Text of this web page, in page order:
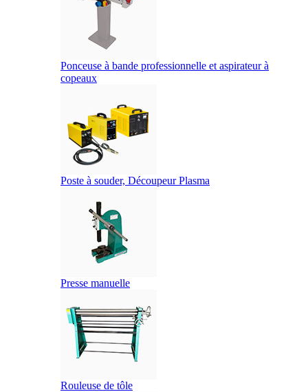
Ponceuse à bande professionnelle et aspirateur à
copeaux
Poste à souder, Découpeur Plasma
Presse manuelle
Rouleuse de tôle